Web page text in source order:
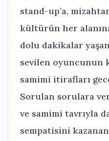
stand-up’a,
kültürün her
dolu dakikalar
sevilen oyuncunun
samimi itirafları
Sorulan sorulara
ve samimi tavrıyla
sempatisini